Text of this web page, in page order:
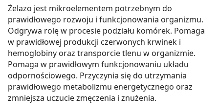
Żelazo jest mikroelementem potrzebnym do
prawidłowego rozwoju i funkcjonowania organizmu.
Odgrywa rolę w procesie podziału komórek. Pomaga
w prawidłowej produkcji czerwonych krwinek i
hemoglobiny oraz transporcie tlenu w organizmie.
Pomaga w prawidłowym funkcjonowaniu układu
odpornościowego. Przyczynia się do utrzymania
prawidłowego metabolizmu energetycznego oraz
zmniejsza uczucie zmęczenia i znużenia.